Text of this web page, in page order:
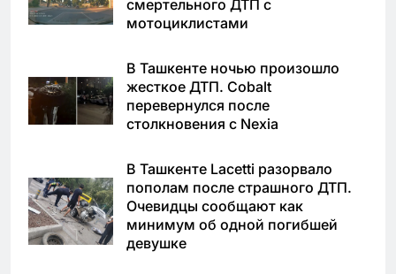
смертельного ДТП с
мотоциклистами
В Ташкенте ночью произошло
жесткое ДТП. Cobalt
перевернулся после
столкновения с Nexia
В Ташкенте Lacetti разорвало
пополам после страшного ДТП.
Очевидцы сообщают как
минимум об одной погибшей
девушке